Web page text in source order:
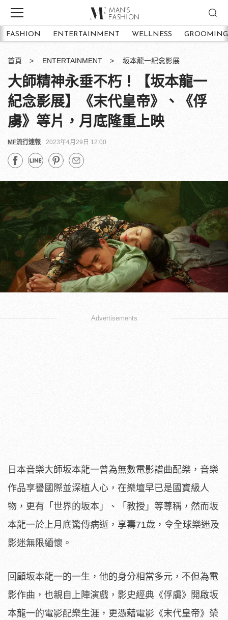
FASHION ENTERTAINMENT WELLNESS GROOMING
首頁 ENTERTAINMENT 坂本龍一紀念影展
大師精神永垂不朽！【坂本龍一
紀念影展】《末代皇帝》、《俘
虜》等片，月底隆重上映
MF流行速報 2023年4月29日 12:00
Advertisements
日本音樂大師坂本龍一曾為無數電影譜曲配樂，音樂
作品享譽國際並深植人心，在樂壇早已是國寶級人
物，更有「世界的坂本」、「教授」等尊稱，然而坂
本龍一於上月底驚傳病逝，享壽71歲，令全球樂迷及
影迷無限緬懷。
回顧坂本龍一的一生， 他的身分相當多元，不但為電
影作曲，也親自上陣演戲，影史經典《俘虜》開啟坂
本龍一的電影配樂生涯，更憑藉電影《末代皇帝》 榮